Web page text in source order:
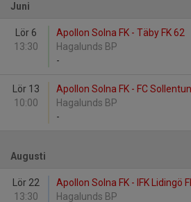
Juni
Lör 6
13:30
Apollon Solna FK - Täby FK 62
Hagalunds BP
-
Lör 13
10:00
Apollon Solna FK - FC
Hagalunds BP
-
Augusti
Lör 22
13:30
Apollon Solna FK - IFK Lidingö
Hagalunds BP